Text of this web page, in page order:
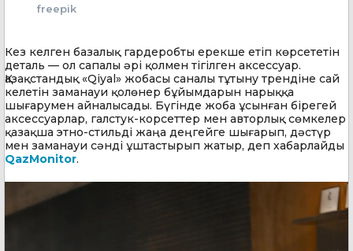
freepik
Кез келген базалық гардеробты ерекше етіп көрсететін
деталь — ол сапалы әрі қолмен тігілген аксессуар.
Қазақстандық «Qiyal» жобасы саналы тұтыну трендіне сай
келетін заманауи қолөнер бұйымдарын нарыққа
шығарумен айналысады. Бүгінде жоба ұсынған бірегей
аксессуарлар, галстук-корсеттер мен авторлық сөмкелер
қазақша этно-стильді жаңа деңгейге шығарып, дәстүр
мен заманауи сәнді ұштастырып жатыр, деп хабарлайды
QazMonitor.